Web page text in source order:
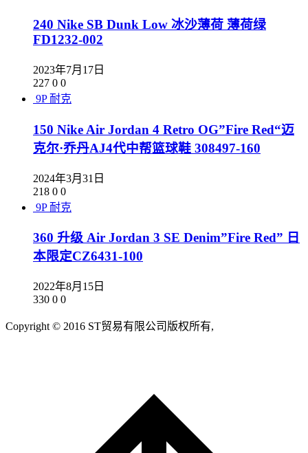
240 Nike SB Dunk Low 冰沙薄荷 薄荷绿
FD1232-002
2023年7月17日
227 0 0
9P 耐克
150 Nike Air Jordan 4 Retro OG”Fire Red“迈
克尔·乔丹AJ4代中帮篮球鞋 308497-160
2024年3月31日
218 0 0
9P 耐克
360 升级 Air Jordan 3 SE Denim”Fire Red” 日
本限定CZ6431-100
2022年8月15日
330 0 0
Copyright © 2016 ST贸易有限公司版权所有,